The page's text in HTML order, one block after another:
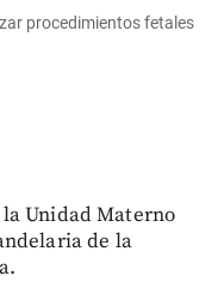
procedimientos fetales
Unidad Materno
de la